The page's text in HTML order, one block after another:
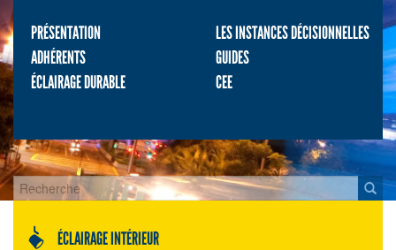
PRÉSENTATION
LES INSTANCES DÉCISIONNELLES
ADHÉRENTS
GUIDES
ÉCLAIRAGE DURABLE
CEE
ÉCLAIRAGE INTÉRIEUR